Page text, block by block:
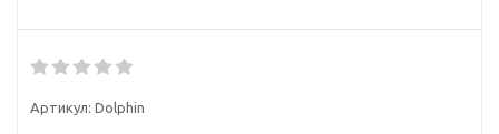
Артикул: Dolphin